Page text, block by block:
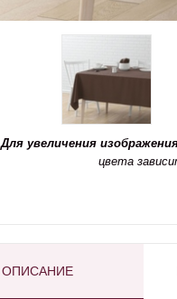
Для увеличения
цвета
ОПИСАНИЕ